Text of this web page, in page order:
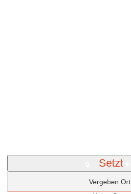
Setzt
Vergeben Ort